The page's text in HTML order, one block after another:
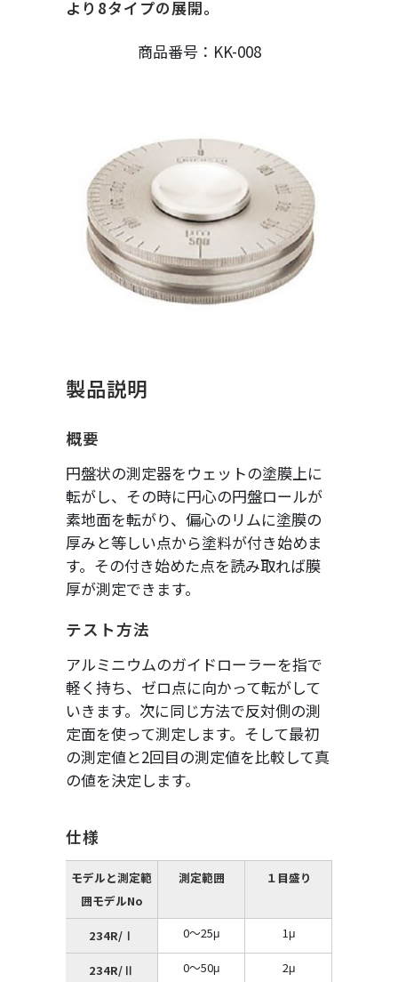
より8タイプの展開。
商品番号：KK-008
製品説明
概要
円盤状の測定器をウェットの塗膜上に
転がし、その時に円心の円盤ロールが
素地面を転がり、偏心のリムに塗膜の
厚みと等しい点から塗料が付き始めま
す。その付き始めた点を読み取れば膜
厚が測定できます。
テスト方法
アルミニウムのガイドローラーを指で
軽く持ち、ゼロ点に向かって転がして
いきます。次に同じ方法で反対側の測
定面を使って測定します。そして最初
の測定値と2回目の測定値を比較して真
の値を決定します。
仕様
モデルと測定範
囲モデルNo
測定範囲 １目盛り
234R/Ⅰ 0～25μ 1μ
234R/Ⅱ 0～50μ 2μ